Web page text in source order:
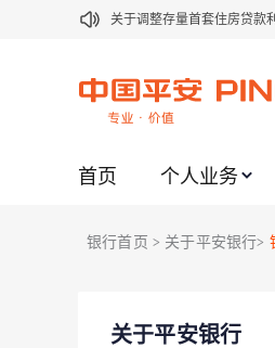
关于调整存量首套住房贷款
关于修订《平安银行代理个
关于我行聚金宝交易软件升
关于2020年端午节期间上金
关于加强代理贵金属业务风
首页 个人业务
银行首页 > 关于平安银行>
关于平安银行